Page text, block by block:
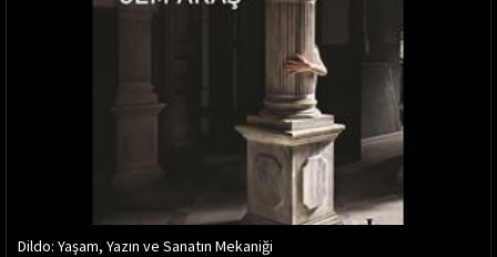
Dildo: Yaşam, Yazın ve Sanatın Mekaniği